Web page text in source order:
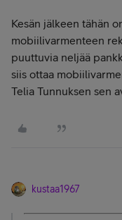
Kesän jälkeen tähän
mobiilivarmenteen
puuttuvia neljää
siis ottaa
Telia Tunnuksen sen
kustaa1967